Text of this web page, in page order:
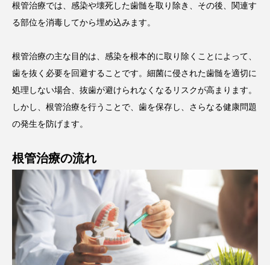
根管治療では、感染や壊死した歯髄を取り除き、その後、関連す
る部位を消毒してから埋め込みます。
根管治療の主な目的は、感染を根本的に取り除くことによって、
歯を抜く必要を回避することです。細菌に侵された歯髄を適切に
処理しない場合、抜歯が避けられなくなるリスクが高まります。
しかし、根管治療を行うことで、歯を保存し、さらなる健康問題
の発生を防げます。
根管治療の流れ